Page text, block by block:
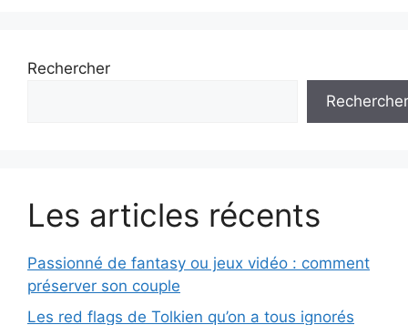
Rechercher
Rechercher
Les articles récents
Passionné de fantasy ou jeux vidéo : comment
préserver son couple
Les red flags de Tolkien qu’on a tous ignorés